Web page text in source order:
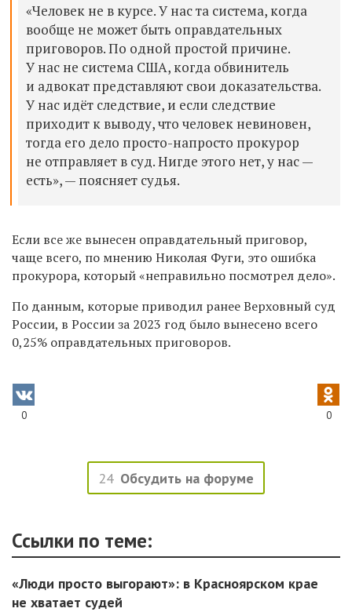
«Человек не в курсе. У нас та система, когда
вообще не может быть оправдательных
приговоров. По одной простой причине.
У нас не система США, когда обвинитель
и адвокат представляют свои доказательства.
У нас идёт следствие, и если следствие
приходит к выводу, что человек невиновен,
тогда его дело просто-напросто прокурор
не отправляет в суд. Нигде этого нет, у нас—
есть», — поясняет судья.
Если все же вынесен оправдательный приговор,
чаще всего, по мнению Николая Фуги, это ошибка
прокурора, который«неправильно посмотрел дело».
По данным, которые приводил ранее Верховный суд
России, в России за 2023 год было вынесено всего
0,25% оправдательных приговоров.
0 0
24 Обсудить на форуме
Ссылки по теме:
«Люди просто выгорают»: в Красноярском крае
не хватает судей